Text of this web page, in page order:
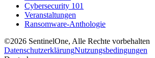
Cybersecurity 101
Veranstaltungen
Ransomware-Anthologie
©2026 SentinelOne, Alle Rechte vorbehalten
DatenschutzerklärungNutzungsbedingungen